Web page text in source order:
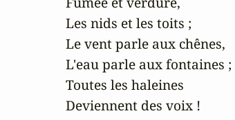
Les nids et les toits ;
Le vent parle aux chênes,
L'eau parle aux fontaines ;
Toutes les haleines
Deviennent des voix !